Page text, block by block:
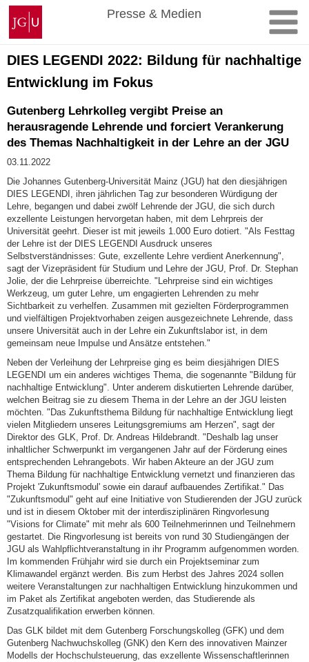
Zum
Inhalt
springen
Johannes
Gutenberg-
Universität
Mainz
Presse & Medien
DIES LEGENDI 2022: Bildung für nachhaltige
Entwicklung im Fokus
Gutenberg Lehrkolleg vergibt Preise an
herausragende Lehrende und forciert Verankerung
des Themas Nachhaltigkeit in der Lehre an der JGU
03.11.2022
Die Johannes Gutenberg-Universität Mainz (JGU) hat den diesjährigen
DIES LEGENDI, ihren jährlichen Tag zur besonderen Würdigung der
Lehre, begangen und dabei zwölf Lehrende der JGU, die sich durch
exzellente Leistungen hervorgetan haben, mit dem Lehrpreis der
Universität geehrt. Dieser ist mit jeweils 1.000 Euro dotiert. "Als Festtag
der Lehre ist der DIES LEGENDI Ausdruck unseres
Selbstverständnisses: Gute, exzellente Lehre verdient Anerkennung",
sagt der Vizepräsident für Studium und Lehre der JGU, Prof. Dr. Stephan
Jolie, der die Lehrpreise überreichte. "Lehrpreise sind ein wichtiges
Werkzeug, um guter Lehre, um engagierten Lehrenden zu mehr
Sichtbarkeit zu verhelfen. Zusammen mit gezielten Förderprogrammen
und vielfältigen Projektvorhaben zeigen ausgezeichnete Lehrende, dass
unsere Universität auch in der Lehre ein Zukunftslabor ist, in dem
gemeinsam neue Impulse und Ansätze entstehen."
Neben der Verleihung der Lehrpreise ging es beim diesjährigen DIES
LEGENDI um ein anderes wichtiges Thema, die sogenannte "Bildung für
nachhaltige Entwicklung". Unter anderem diskutierten Lehrende darüber,
welchen Beitrag sie zu diesem Thema in der Lehre an der JGU leisten
möchten. "Das Zukunftsthema Bildung für nachhaltige Entwicklung liegt
vielen Mitgliedern unseres Leitungsgremiums am Herzen", sagt der
Direktor des GLK, Prof. Dr. Andreas Hildebrandt. "Deshalb lag unser
inhaltlicher Schwerpunkt im vergangenen Jahr auf der Förderung eines
entsprechenden Lehrangebots. Wir haben Akteure an der JGU zum
Thema Bildung für nachhaltige Entwicklung vernetzt und finanzieren das
Projekt 'Zukunftsmodul' sowie ein darauf aufbauendes Zertifikat." Das
"Zukunftsmodul" geht auf eine Initiative von Studierenden der JGU zurück
und ist in diesem Oktober mit der interdisziplinären Ringvorlesung
"Visions for Climate" mit mehr als 600 Teilnehmerinnen und Teilnehmern
gestartet. Die Ringvorlesung ist bereits von rund 30 Studiengängen der
JGU als Wahlpflichtveranstaltung in ihr Programm aufgenommen worden.
Im kommenden Frühjahr wird sie durch ein Projektseminar zum
Klimawandel ergänzt werden. Bis zum Herbst des Jahres 2024 sollen
weitere Veranstaltungen zur nachhaltigen Entwicklung hinzukommen und
im Paket als Zertifikat angeboten werden, das Studierende als
Zusatzqualifikation erwerben können.
Das GLK bildet mit dem Gutenberg Forschungskolleg (GFK) und dem
Gutenberg Nachwuchskolleg (GNK) den Kern des innovativen Mainzer
Modells der Hochschulsteuerung, das exzellente Wissenschaftlerinnen